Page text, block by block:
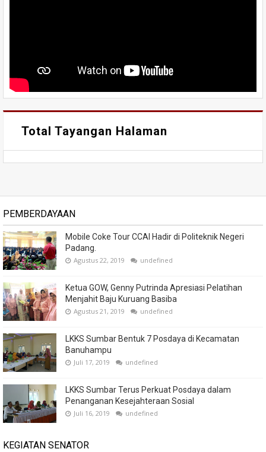
Total Tayangan Halaman
PEMBERDAYAAN
Mobile Coke Tour CCAI Hadir di Politeknik Negeri
Padang.
Agustus 22, 2019 undefined
Ketua GOW, Genny Putrinda Apresiasi Pelatihan
Menjahit Baju Kuruang Basiba
Agustus 21, 2019 undefined
LKKS Sumbar Bentuk 7 Posdaya di Kecamatan
Banuhampu
Juli 17, 2019 undefined
LKKS Sumbar Terus Perkuat Posdaya dalam
Penanganan Kesejahteraan Sosial
Juli 16, 2019 undefined
KEGIATAN SENATOR